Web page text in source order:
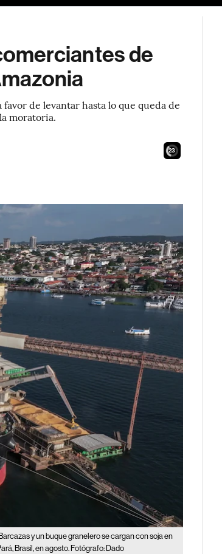
de
de levantar hasta lo que queda de
moratoria.
21
Barcazas y un buque granelero se cargan con soja en
Brasil, en agosto. Fotógrafo: Dado